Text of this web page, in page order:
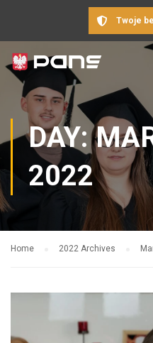
Twoje
DAY:
2022
Home 2022 Archives